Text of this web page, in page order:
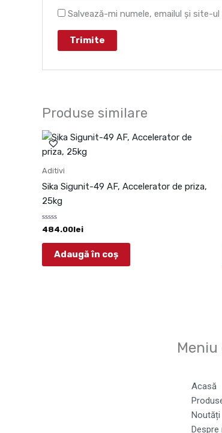
Salvează-mi numele, emailul și site-
Produse similare
Aditivi
Sika Sigunit-49 AF, Accelerator de priza,
25kg
Evaluat
la
0
484.00lei
Adaugă în coș
Acasă
Noutăți
Despre